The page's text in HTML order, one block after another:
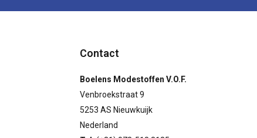
Contact
Boelens Modestoffen V.O.F.
Venbroekstraat 9
5253 AS Nieuwkuijk
Nederland